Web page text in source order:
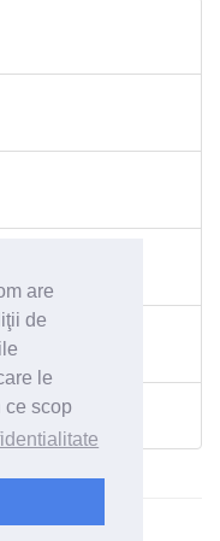
are
de
le
ce scop